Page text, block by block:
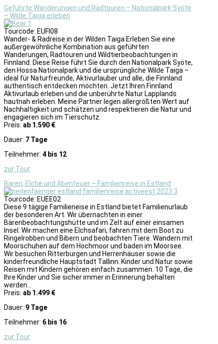
Geführte Wanderungen und Radtouren – Nationalpark Syöte
– Wilde Taiga erleben
Tourcode: EUFI08
Wander- & Radreise in der Wilden Taiga Erleben Sie eine
außergewöhnliche Kombination aus geführten
Wanderungen, Radtouren und Wildtierbeobachtungen in
Finnland. Diese Reise führt Sie durch den Nationalpark Syöte,
den Hossa Nationalpark und die ursprüngliche Wilde Taiga –
ideal für Naturfreunde, Aktivurlauber und alle, die Finnland
authentisch entdecken möchten. Jetzt Ihren Finnland
Aktivurlaub erleben und die unberührte Natur Lapplands
hautnah erleben. Meine Partner legen allergrößten Wert auf
Nachhaltigkeit und schätzen und respektieren die Natur und
engagieren sich im Tierschutz.
Preis: ab 1.590 €
Dauer: 7 Tage
Teilnehmer: 4 bis 12
zur Tour
Bären, Elche und Abenteuer – Familienreise in Estland
Tourcode: EUEE02
Diese 9 tägige Familieneise in Estland bietet Familienurlaub
der besonderen Art. Wir übernachten in einer
Bärenbeobachtungshütte und im Zelt auf einer einsamen
Insel. Wir machen eine Elchsafari, fahren mit dem Boot zu
Ringelrobben und Bibern und beobachten Tiere. Wandern mit
Moorschuhen auf dem Hochmoor und baden im Moorsee.
Wir besuchen Ritterburgen und Herrenhäuser sowie die
kinderfreundliche Hauptstadt Tallinn. Kinder und Natur sowie
Reisen mit Kindern gehören einfach zusammen. 10 Tage, die
Ihre Kinder und Sie sicher immer in Erinnerung behalten
werden...
Preis: ab 1.499 €
Dauer: 9 Tage
Teilnehmer: 6 bis 16
zur Tour